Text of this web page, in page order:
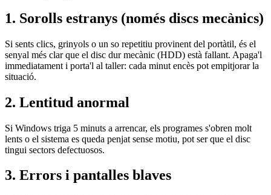
1. Sorolls estranys (només discs mecànics)
Si sents clics, grinyols o un so repetitiu provinent del portàtil, és el
senyal més clar que el disc dur mecànic (HDD) està fallant. Apaga'l
immediatament i porta'l al taller: cada minut encès pot empitjorar la
situació.
2. Lentitud anormal
Si Windows triga 5 minuts a arrencar, els programes s'obren molt
lents o el sistema es queda penjat sense motiu, pot ser que el disc
tingui sectors defectuosos.
3. Errors i pantalles blaves